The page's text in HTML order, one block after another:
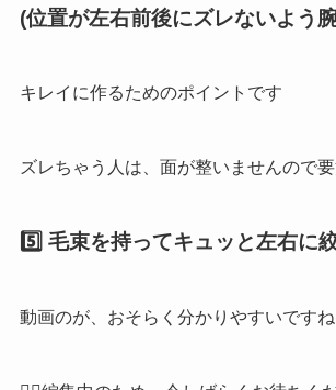
(位置が左右前後にズレないよう
キレイに作るためのポイントです
ズレちゃう人は、面が整いませんので
5️⃣ 毛束を持ってキュッと左右に
動画のが、おそらく分かりやすいです